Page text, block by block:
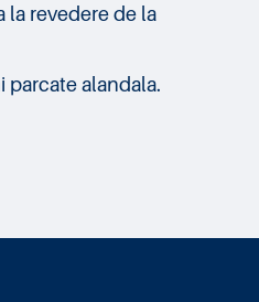
la revedere de la
alandala.